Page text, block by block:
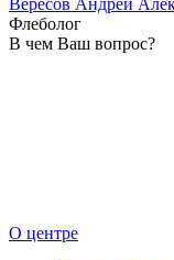
Вересов Андрей
Флеболог
В чем Ваш вопрос?
О центре